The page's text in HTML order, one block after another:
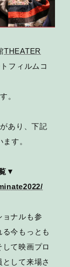
THEATER
フィルムコ
。
あり、下記
す。
▼
ョナルも参
今もっとも
て映画プロ
して来場さ